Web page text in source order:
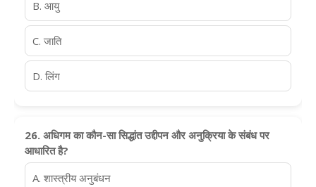
B. आयु
C. जाति
D. लिंग
26. अधिगम का कौन-सा सिद्धांत उद्दीपन और अनुक्रिया के संबंध पर
आधारित है?
A. शास्त्रीय अनुबंधन